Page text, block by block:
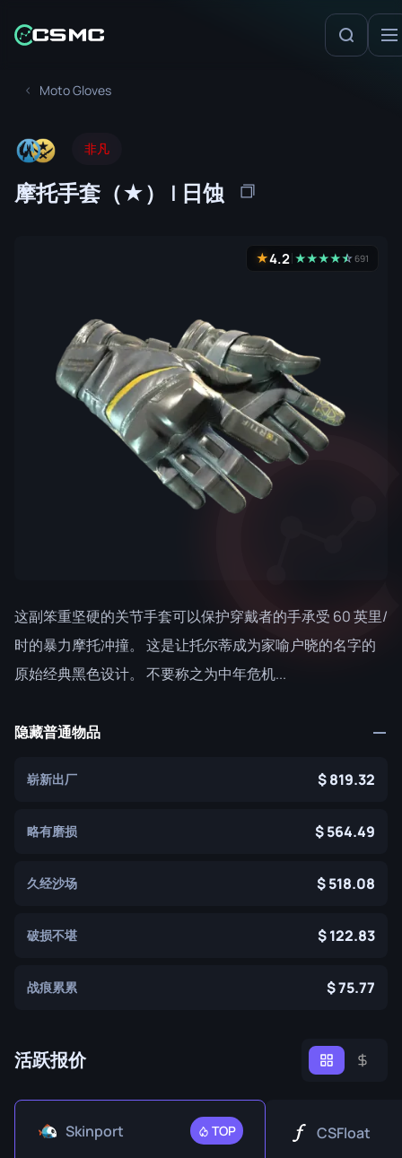
Moto Gloves
非凡
摩托手套（★） | 日蚀
★4.2 ★★★★★
☆691
这副笨重坚硬的关节手套可以保护穿戴者的手承受 60 英里/
时的暴力摩托冲撞。 这是让托尔蒂成为家喻户晓的名字的
原始经典黑色设计。 不要称之为中年危机...
隐藏普通物品
崭新出厂 819.32
略有磨损 564.49
久经沙场 518.08
破损不堪 122.83
战痕累累 75.77
活跃报价
Skinport TOP CSFloat